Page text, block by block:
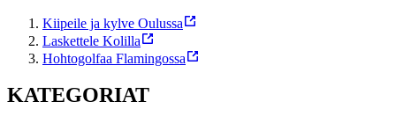
Kiipeile ja kylve Oulussa
Laskettele Kolilla
Hohtogolfaa Flamingossa
KATEGORIAT